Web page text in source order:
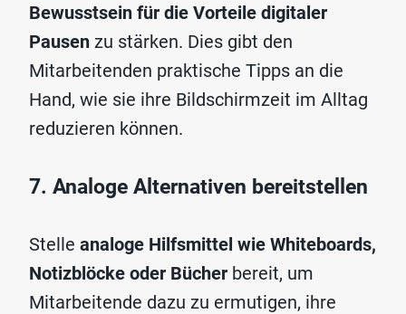
Bewusstsein für die Vorteile digitaler
Pausen zu stärken. Dies gibt den
Mitarbeitenden praktische Tipps an die
Hand, wie sie ihre Bildschirmzeit im Alltag
reduzieren können.
7. Analoge Alternativen bereitstellen
Stelle analoge Hilfsmittel wie Whiteboards,
Notizblöcke oder Bücher bereit, um
Mitarbeitende dazu zu ermutigen, ihre